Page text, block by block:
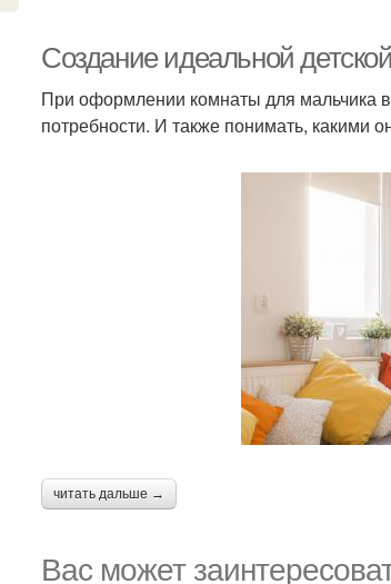
Создание идеальной
При оформлении комнаты для мальчика
потребности. И также понимать, какими
читать дальше →
Вас может